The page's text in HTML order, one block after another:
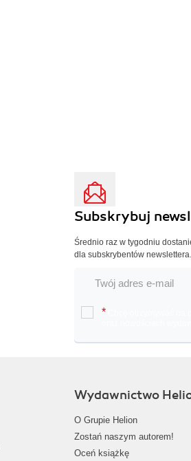
Subskrybuj
Średnio raz w tygodniu
dla subskrybentów newslettera.
*
Wydawnictwo
O Grupie Helion
Zostań naszym autorem!
Oceń książkę